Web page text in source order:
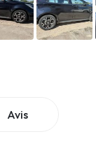
Avis